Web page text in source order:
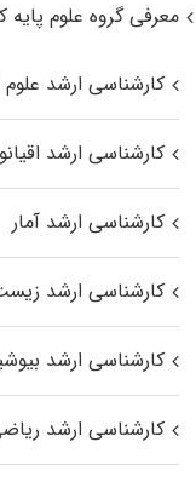
معرفی گروه علوم پایه
کارشناسی ارشد علوم
کارشناسی ارشد
کارشناسی ارشد آمار
کارشناسی ارشد
کارشناسی ارشد
کارشناسی ارشد